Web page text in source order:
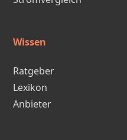
Wissen
Ratgeber
Lexikon
Anbieter